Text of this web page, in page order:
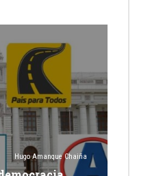
Hugo Amanque Chaiña